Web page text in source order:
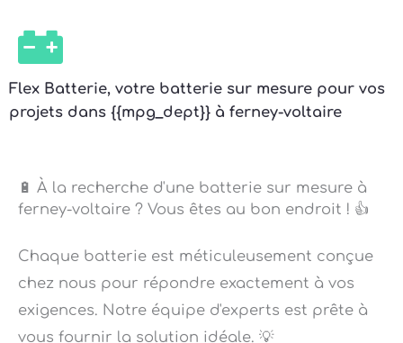
Flex Batterie, votre batterie sur mesure pour vos
projets dans {{mpg_dept}} à ferney-voltaire
ferney-voltaire ? Vous êtes au bon endroit ! 👍
chez nous pour répondre exactement à vos
exigences. Notre équipe d'experts est prête à
vous fournir la solution idéale. 💡
Nous n’acceptons aucun compromis sur la